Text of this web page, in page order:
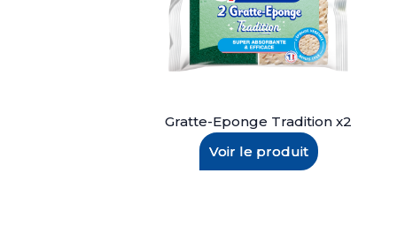
Gratte-Eponge Tradition x2
Voir le produit